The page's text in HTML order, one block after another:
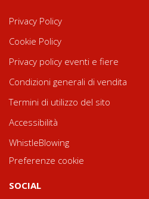
Privacy Policy
Cookie Policy
Privacy policy eventi e fiere
Condizioni generali di vendita
Termini di utilizzo del sito
Accessibilità
WhistleBlowing
Preferenze cookie
SOCIAL